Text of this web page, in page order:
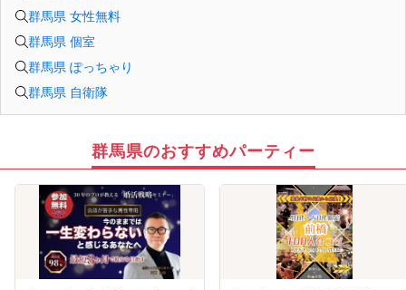
群馬県 女性無料
群馬県 個室
群馬県 ぽっちゃり
群馬県 自衛隊
群馬県のおすすめパーティー